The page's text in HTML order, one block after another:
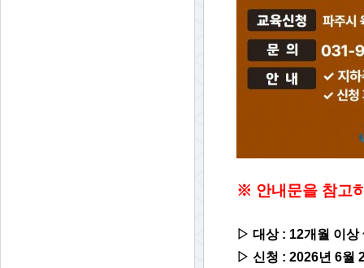
※ 안내문을 참고
▷ 대상 : 12개월 이상
▷ 신청 : 2026년 6월